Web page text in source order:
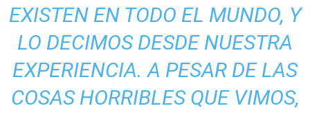
EXISTEN EN TODO EL MUNDO, Y
LO DECIMOS DESDE NUESTRA
EXPERIENCIA. A PESAR DE LAS
COSAS HORRIBLES QUE VIMOS,